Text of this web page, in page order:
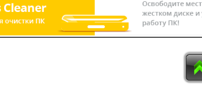
Я.Мессенджер WhatsApp
Мой Мир
Pinterest
SkypeTumblr